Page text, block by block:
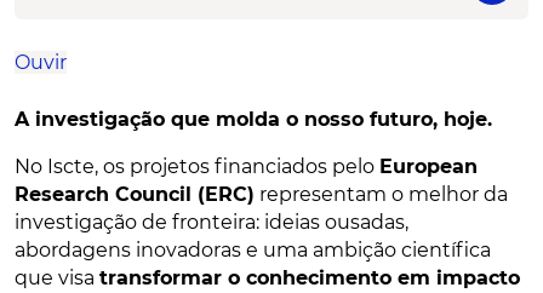
Ouvir
A investigação que molda o nosso futuro, hoje.
No Iscte, os projetos financiados pelo European
Research Council (ERC) representam o melhor da
investigação de fronteira: ideias ousadas,
abordagens inovadoras e uma ambição científica
que visa transformar o conhecimento em impacto